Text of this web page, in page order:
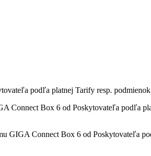
podľa platnej Tarify resp.
Connect Box 6 od Poskytovateľa podľa
GIGA Connect Box 6 od Poskytovateľa